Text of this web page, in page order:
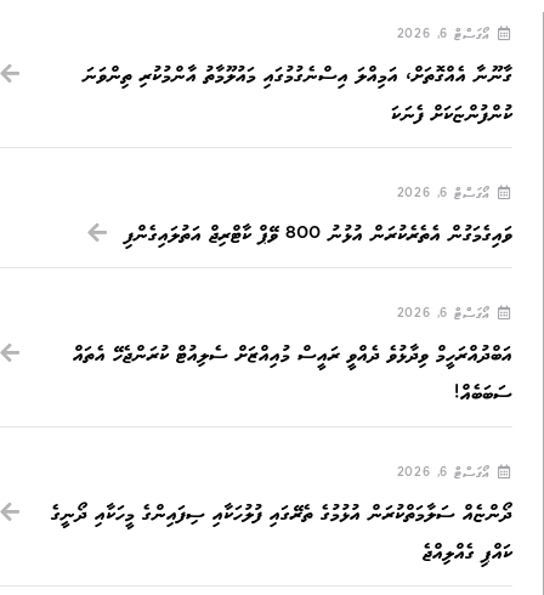
އޯގަސްޓް 6, 2026
ގާނޫނާ އެއްގޮތަށް، އަމިއްލަ އިސްނެގުމުގައި މައުލޫމާތު އާންމުކުރި ތިންވަނަ
ކުންފުންޏަކަށް ފެނަކަ
އޯގަސްޓް 6, 2026
ވައިގެމަގުން އެތެރެކުރަން އުޅުނު 800 ވޭޕް ކާޓްރިޖް އަތުލައިގެންފި
އޯގަސްޓް 6, 2026
އަބްދުއްރަހީމް ވިދާޅުވެ ދެއްވީ ރައީސް މުއިއްޒަށް ސެލިއުޓް ކުރަންޖެހޭ އެތައް
ސަބަބެއް!
އޯގަސްޓް 6, 2026
ދޯންޏެއް ސަލާމަތްކުރަން އުޅުމުގެ ތެރޭގައި ފުލުހަކާއި ސިފައިންގެ މީހަކާއި ދޯނީގެ
ކައްޕި ގެއްލިއްޖެ